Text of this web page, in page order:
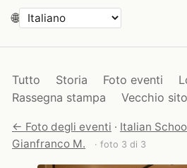
🌐
Tutto Storia Foto eventi
Rassegna stampa
Vecchio
← Foto degli eventi · Italian
Gianfranco M.
· foto 3 di 3